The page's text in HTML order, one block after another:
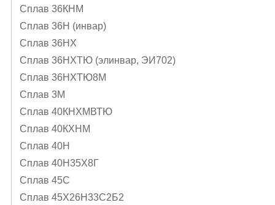
Сплав 36КНМ
Сплав 36Н (инвар)
Сплав 36НХ
Сплав 36НХТЮ (элинвар, ЭИ702)
Сплав 36НХТЮ8М
Сплав 3М
Сплав 40КНХМВТЮ
Сплав 40КХНМ
Сплав 40Н
Сплав 40Н35Х8Г
Сплав 45С
Сплав 45Х26Н33С2Б2